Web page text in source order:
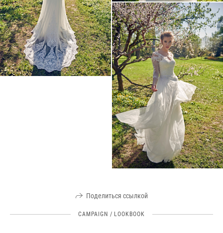
Поделиться ссылкой
CAMPAIGN / LOOKBOOK